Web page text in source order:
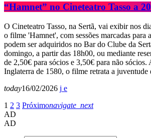
“Hamnet” no Cineteatro Tasso a
O Cineteatro Tasso, na Sertã, vai exibir nos
o filme 'Hamnet', com sessões marcadas para
podem ser adquiridos no Bar do Clube da
domingo, a partir das 18h00, ou mediante
de 2,50€ para sócios e 3,50€ para não sócios.
Inglaterra de 1580, o filme retrata a
today16/02/2026
1 2 3 Próximonavigate_next
AD
AD